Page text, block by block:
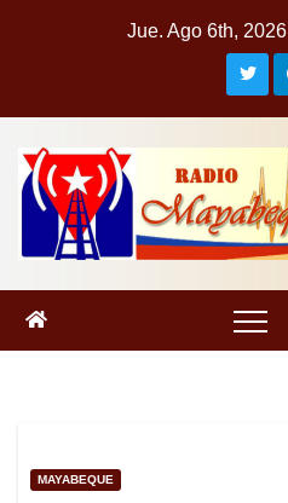
Jue. Ago 6th, 2026
MAYABEQUE